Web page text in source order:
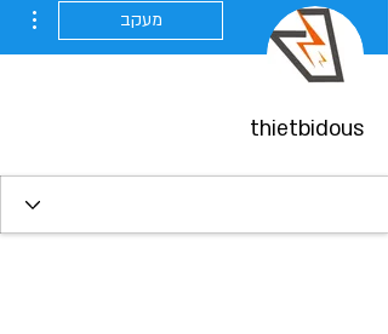
מעקב
thietbidous